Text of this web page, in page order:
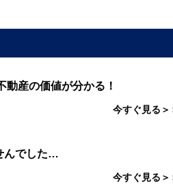
動産の価値が分かる！
今すぐ見る＞
んでした…
今すぐ見る＞